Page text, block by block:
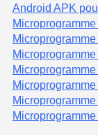
Android APK